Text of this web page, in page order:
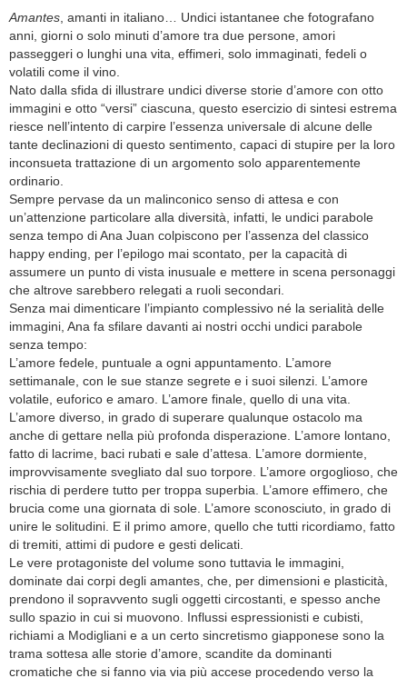
Amantes, amanti in italiano… Undici istantanee che fotografano
anni, giorni o solo minuti d’amore tra due persone, amori
passeggeri o lunghi una vita, effimeri, solo immaginati, fedeli o
volatili come il vino.
Nato dalla sfida di illustrare undici diverse storie d’amore con otto
immagini e otto “versi” ciascuna, questo esercizio di sintesi estrema
riesce nell’intento di carpire l’essenza universale di alcune delle
tante declinazioni di questo sentimento, capaci di stupire per la loro
inconsueta trattazione di un argomento solo apparentemente
ordinario.
Sempre pervase da un malinconico senso di attesa e con
un’attenzione particolare alla diversità, infatti, le undici parabole
senza tempo di Ana Juan colpiscono per l’assenza del classico
happy ending, per l’epilogo mai scontato, per la capacità di
assumere un punto di vista inusuale e mettere in scena personaggi
che altrove sarebbero relegati a ruoli secondari.
Senza mai dimenticare l’impianto complessivo né la serialità delle
immagini, Ana fa sfilare davanti ai nostri occhi undici parabole
senza tempo:
L’amore fedele, puntuale a ogni appuntamento. L’amore
settimanale, con le sue stanze segrete e i suoi silenzi. L’amore
volatile, euforico e amaro. L’amore finale, quello di una vita.
L’amore diverso, in grado di superare qualunque ostacolo ma
anche di gettare nella più profonda disperazione. L’amore lontano,
fatto di lacrime, baci rubati e sale d’attesa. L’amore dormiente,
improvvisamente svegliato dal suo torpore. L’amore orgoglioso, che
rischia di perdere tutto per troppa superbia. L’amore effimero, che
brucia come una giornata di sole. L’amore sconosciuto, in grado di
unire le solitudini. E il primo amore, quello che tutti ricordiamo, fatto
di tremiti, attimi di pudore e gesti delicati.
Le vere protagoniste del volume sono tuttavia le immagini,
dominate dai corpi degli amantes, che, per dimensioni e plasticità,
prendono il sopravvento sugli oggetti circostanti, e spesso anche
sullo spazio in cui si muovono. Influssi espressionisti e cubisti,
richiami a Modigliani e a un certo sincretismo giapponese sono la
trama sottesa alle storie d’amore, scandite da dominanti
cromatiche che si fanno via via più accese procedendo verso la